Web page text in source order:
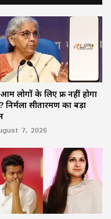
लोगों के लिए फ्री नहीं होगा
निर्मला सीतारमण का बड़ा
7, 2026